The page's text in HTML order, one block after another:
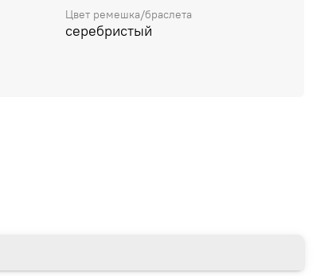
Цвет ремешка/браслета
серебристый